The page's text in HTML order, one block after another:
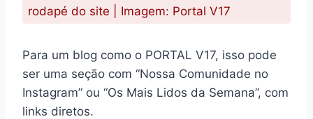
rodapé do site | Imagem: Portal V17
Para um blog como o PORTAL V17, isso pode
ser uma seção com “Nossa Comunidade no
Instagram” ou “Os Mais Lidos da Semana”, com
links diretos.